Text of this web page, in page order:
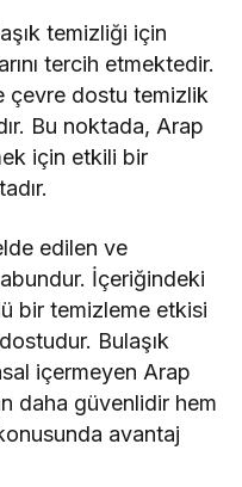
temizliği için
tercih etmektedir.
çevre dostu temizlik
Bu noktada, Arap
için etkili bir
edilen ve
İçeriğindeki
bir temizleme etkisi
Bulaşık
içermeyen Arap
daha güvenlidir hem
avantaj